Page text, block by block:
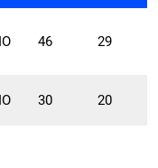
46 29
30 20